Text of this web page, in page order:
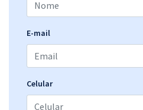
E-mail
Celular